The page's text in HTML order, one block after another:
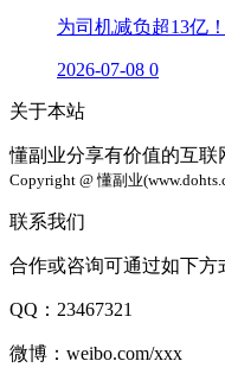
为司机减负超13亿
2026-07-08 0
关于本站
懂副业分享有价值的互联
Copyright @ 懂副业
联系我们
合作或咨询可通过如下方
QQ：23467321
微博：weibo.com/xxx